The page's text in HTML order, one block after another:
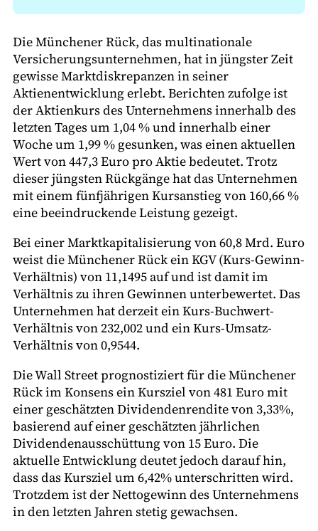
Die Münchener Rück, das multinationale
Versicherungsunternehmen, hat in jüngster Zeit
gewisse Marktdiskrepanzen in seiner
Aktienentwicklung erlebt. Berichten zufolge ist
der Aktienkurs des Unternehmens innerhalb des
letzten Tages um 1,04 % und innerhalb einer
Woche um 1,99 % gesunken, was einen aktuellen
Wert von 447,3 Euro pro Aktie bedeutet. Trotz
dieser jüngsten Rückgänge hat das Unternehmen
mit einem fünfjährigen Kursanstieg von 160,66 %
eine beeindruckende Leistung gezeigt.
Bei einer Marktkapitalisierung von 60,8 Mrd. Euro
weist die Münchener Rück ein KGV (Kurs-Gewinn-
Verhältnis) von 11,1495 auf und ist damit im
Verhältnis zu ihren Gewinnen unterbewertet. Das
Unternehmen hat derzeit ein Kurs-Buchwert-
Verhältnis von 232,002 und ein Kurs-Umsatz-
Verhältnis von 0,9544.
Die Wall Street prognostiziert für die Münchener
Rück im Konsens ein Kursziel von 481 Euro mit
einer geschätzten Dividendenrendite von 3,33%,
basierend auf einer geschätzten jährlichen
Dividendenausschüttung von 15 Euro. Die
aktuelle Entwicklung deutet jedoch darauf hin,
dass das Kursziel um 6,42% unterschritten wird.
Trotzdem ist der Nettogewinn des Unternehmens
in den letzten Jahren stetig gewachsen.